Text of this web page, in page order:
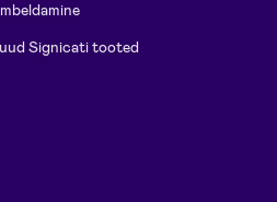
Signicati tooted